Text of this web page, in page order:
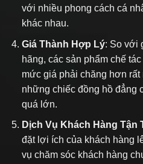
với nhiều phong cách cá
khác nhau.
Giá Thành Hợp Lý: So với
hãng, các sản phẩm chế
mức giá phải chăng hơn
những chiếc đồng hồ đẳng
quá lớn.
Dịch Vụ Khách Hàng Tận
đặt lợi ích của khách hàng
vụ chăm sóc khách hàng